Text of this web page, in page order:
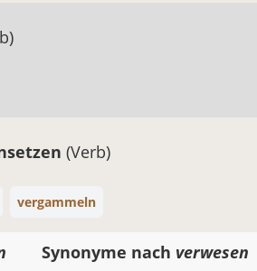
(Verb)
vergammeln
Synonyme nach verwesen